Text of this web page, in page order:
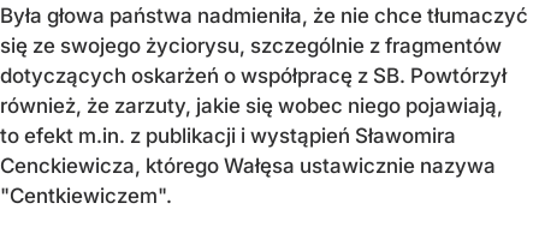
Była głowa państwa nadmieniła, że nie chce tłumaczyć
się ze swojego życiorysu, szczególnie z fragmentów
dotyczących oskarżeń o współpracę z SB. Powtórzył
również, że zarzuty, jakie się wobec niego pojawiają,
to efekt m.in. z publikacji i wystąpień Sławomira
Cenckiewicza, którego Wałęsa ustawicznie nazywa
"Centkiewiczem".